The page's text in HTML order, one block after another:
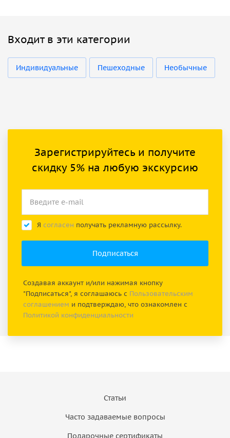
Входит в эти категории
Индивидуальные Пешеходные Необычные
Зарегистрируйтесь и получите
скидку 5% на любую экскурсию
Я согласен получать рекламную рассылку.
Создавая аккаунт и/или нажимая кнопку
"Подписаться", я соглашаюсь с Пользовательским
соглашением и подтверждаю, что ознакомлен с
Политикой конфиденциальности
Статьи
Часто задаваемые вопросы
Подарочные сертификаты